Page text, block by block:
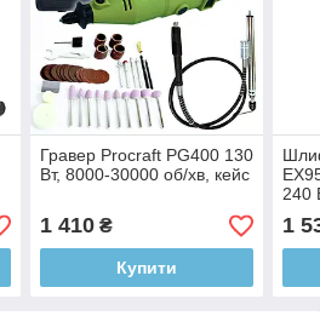
Гравер Procraft PG400 130
Вт, 8000-30000 об/хв, кейс
1 410₴
Купити
240
1